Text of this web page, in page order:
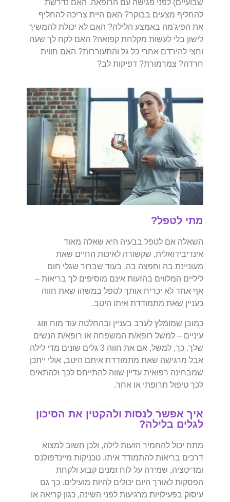
שבועיים) לפני פגישה עם הרופאה. האם נדרשת
להחליף מצעים בבוקר? האם היית צריכה להחליף
את הפיג'מה באמצע הלילה? האם לא יכולת להמשיך
לישון בלי לעשות מקלחת קפואה? האם לקח לך שעה
וחצי להירדם אחרי כל גל והתעוררות? האם חווית
חרדה? צמרמורת? דפיקות לב?
מתי לטפל?
השאלה אם לטפל בבעיה היא שאלה מאוד
אינדיבידואלית, שקשורה לאיכות החיים שאת
מעוניינת בה וחפצה בה. בעוד שברור שגלי חום
ליליים המלווים בהזעות אינם מוסיפים לך בריאות –
אף אחד לא יכריח אותך לטפל במשהו שאת חווה
כעניין שאת מתמודדת איתו היטב.
כמובן שמומלץ לערב בעניין ובהחלטה עוד מוח וזוג
עיניים – למשל רופא/ת המשפחה או רופא/ת הנשים
שלך. כך, למשל, אם את חווה 3 גלים שונים מדי לילה
אבל מרגישה שאת מתמודדת איתם היטב, אולי ייתכן
שמבחינה רפואית עדיין שווה להתייחס לכך ולהתאים
לכך טיפול תרופתי או אחר.
איך אפשר לנסות ולהקטין את הסיכון
לגלים בלילה?
מתח יכול להחמיר הזעות לילה, ולכן חשוב למצוא
דרכים בריאות להתמודד איתו. טכניקות מיינדפולנס
ומדיטציה, שמירה על לוח זמנים קבוע ולקחת
הפסקות לאורך היום יכולים להיות מועילים. כך גם
עיסוק בפעילויות מרגיעות לפני השינה, כגון קריאה או